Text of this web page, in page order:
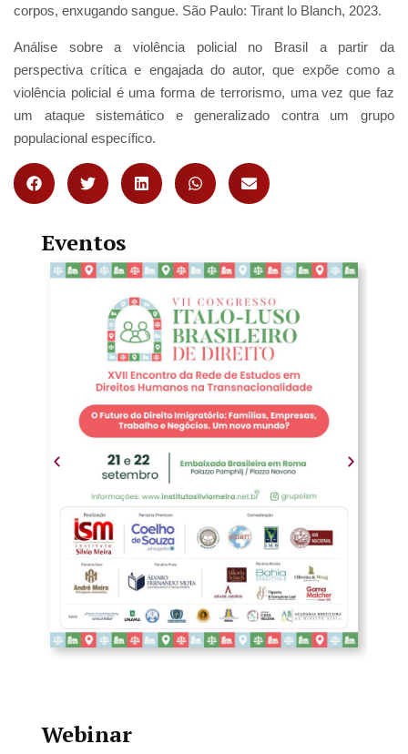
corpos, enxugando sangue. São Paulo: Tirant lo Blanch, 2023.
Análise sobre a violência policial no Brasil a partir da
perspectiva crítica e engajada do autor, que expõe como a
violência policial é uma forma de terrorismo, uma vez que faz
um ataque sistemático e generalizado contra um grupo
populacional específico.
Eventos
Webinar